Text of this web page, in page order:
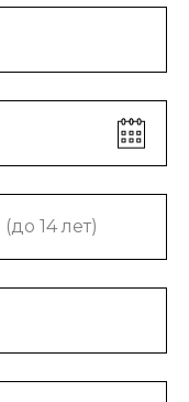
14 лет)